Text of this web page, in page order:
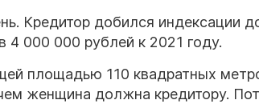
Кредитор добился индексации
4 000 000 рублей к 2021 году.
площадью 110 квадратных
женщина должна кредитору.